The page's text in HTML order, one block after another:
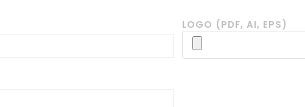
LOGO (PDF, AI, EPS)